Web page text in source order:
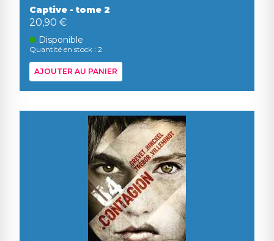
Captive - tome 2
20,90 €
Disponible
Quantité en stock : 2
AJOUTER AU PANIER